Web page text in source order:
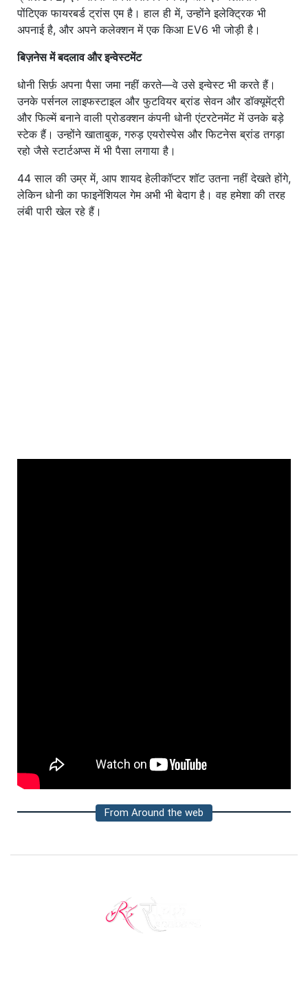
पोंटिएक फायरबर्ड ट्रांस एम है। हाल ही में, उन्होंने इलेक्ट्रिक भी
अपनाई है, और अपने कलेक्शन में एक किआ EV6 भी जोड़ी है।
बिज़नेस में बदलाव और इन्वेस्टमेंट
धोनी सिर्फ़ अपना पैसा जमा नहीं करते—वे उसे इन्वेस्ट भी करते हैं।
उनके पर्सनल लाइफस्टाइल और फुटवियर ब्रांड सेवन और डॉक्यूमेंट्री
और फिल्में बनाने वाली प्रोडक्शन कंपनी धोनी एंटरटेनमेंट में उनके बड़े
स्टेक हैं। उन्होंने खाताबुक, गरुड़ एयरोस्पेस और फिटनेस ब्रांड तगड़ा
रहो जैसे स्टार्टअप्स में भी पैसा लगाया है।
44 साल की उम्र में, आप शायद हेलीकॉप्टर शॉट उतना नहीं देखते होंगे,
लेकिन धोनी का फाइनेंशियल गेम अभी भी बेदाग है। वह हमेशा की तरह
लंबी पारी खेल रहे हैं।
From Around the web